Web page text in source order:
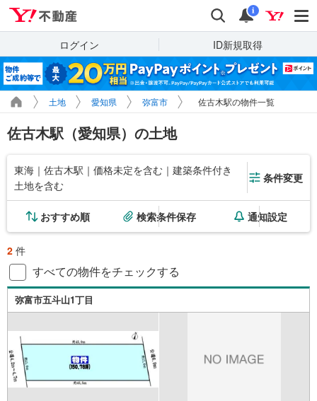
検索 通知
i
ログイン ID新規取得
土地 愛知県 弥富市 佐古木駅の物件一覧
佐古木駅（愛知県）の土地
東海｜佐古木駅｜価格未定を含む｜建築条件付き
土地を含む
条件変更
おすすめ順 検索条件保存 通知設定
2 件
すべての物件をチェックする
弥富市五斗山1丁目